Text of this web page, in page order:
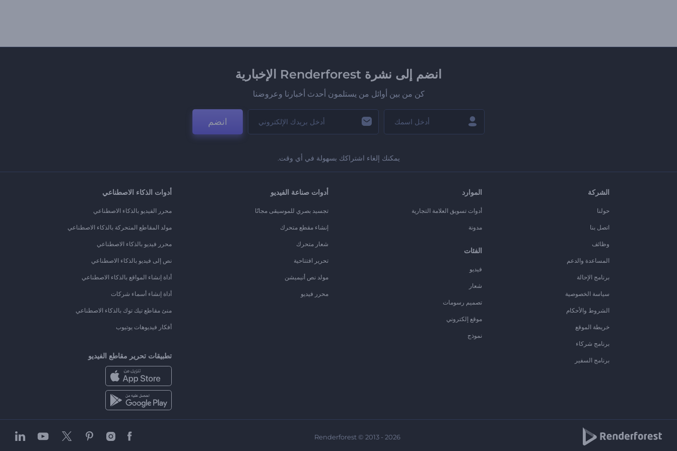
انضم إلى نشرة Renderforest الإخبارية
كن من بين أوائل من يستلمون أحدث أخبارنا وعروضنا
انضم
يمكنك إلغاء اشتراكك بسهولة في أي وقت.
الشركة
حولنا
اتصل بنا
وظائف
المساعدة والدعم
برنامج الإحالة
سياسة الخصوصية
الشروط والأحكام
خريطة الموقع
برنامج شركاء
برنامج السفير
الموارد
أدوات تسويق العلامة التجارية
مدونة
الفئات
فيديو
شعار
تصميم رسومات
موقع إلكتروني
نموذج
أدوات صناعة الفيديو
تجسيد بصري للموسيقى مجانًا
إنشاء مقطع متحرك
شعار متحرك
تحرير افتتاحية
مولد نص أنيميشن
محرر فيديو
أدوات الذكاء الاصطناعي
محرر الفيديو بالذكاء الاصطناعي
مولد المقاطع المتحركة بالذكاء الاصطناعي
محرر فيديو بالذكاء الاصطناعي
نص إلى فيديو بالذكاء الاصطناعي
أداة إنشاء المواقع بالذكاء الاصطناعي
أداة إنشاء أسماء شركات
منئ مقاطع تيك توك بالذكاء الاصطناعي
أفكار فيديوهات يوتيوب
تطبيقات تحرير مقاطع الفيديو
Renderforest © 2013 - 2026